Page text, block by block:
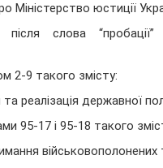
Міністерство юстиції
слова
2-9 такого змісту:
реалізація державної
95-17 і 95-18 такого
військовополонених